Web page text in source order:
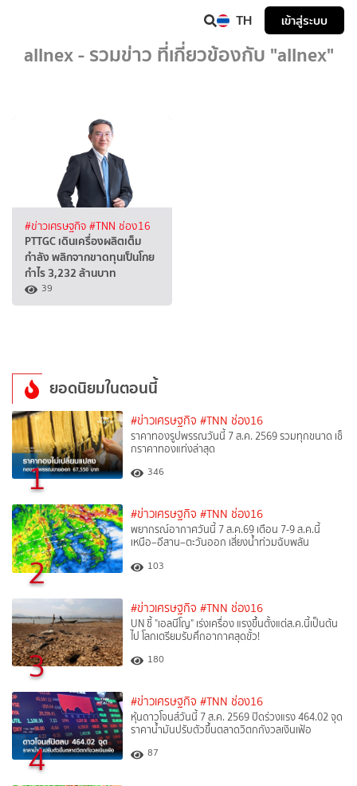
TH เข้าสู่ระบบ
allnex - รวมข่าว ที่เกี่ยวข้องกับ "allnex"
#ข่าวเศรษฐกิจ #TNN ช่อง16
PTTGC เดินเครื่องผลิตเต็ม
กำลัง พลิกจากขาดทุนเป็นโกย
กำไร 3,232 ล้านบาท
39
ยอดนิยมในตอนนี้
1
#ข่าวเศรษฐกิจ #TNN ช่อง16
ราคาทองรูปพรรณวันนี้ 7 ส.ค. 2569 รวมทุกขนาด เช็
กราคาทองแท่งล่าสุด
346
2
#ข่าวเศรษฐกิจ #TNN ช่อง16
พยากรณ์อากาศวันนี้ 7 ส.ค.69 เตือน 7-9 ส.ค.นี้
เหนือ–อีสาน–ตะวันออก เสี่ยงน้ำท่วมฉับพลัน
103
3
#ข่าวเศรษฐกิจ #TNN ช่อง16
UN ชี้ "เอลนีโญ" เร่งเครื่อง แรงขึ้นตั้งแต่ส.ค.นี้เป็นต้น
ไป โลกเตรียมรับศึกอากาศสุดขั้ว!
180
4
#ข่าวเศรษฐกิจ #TNN ช่อง16
หุ้นดาวโจนส์วันนี้ 7 ส.ค. 2569 ปิดร่วงแรง 464.02 จุด
ราคาน้ำมันปรับตัวขึ้นตลาดวิตกกังวลเงินเฟ้อ
87